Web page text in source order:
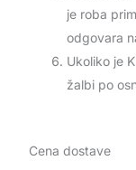
je roba
odgovara
Ukoliko je
žalbi po
Cena dostave